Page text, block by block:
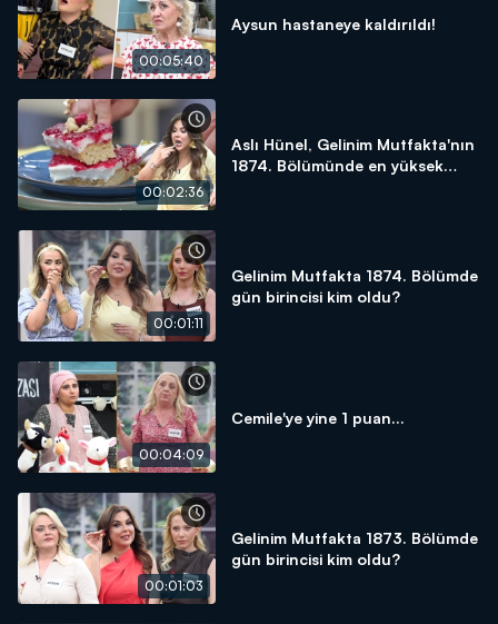
00:05:40
Aysun hastaneye kaldırıldı!
00:02:36
Aslı Hünel, Gelinim Mutfakta'nın
1874. Bölümünde en yüksek
00:01:11
Gelinim Mutfakta 1874. Bölümde
gün birincisi kim oldu?
00:04:09
Cemile'ye yine 1 puan...
00:01:03
Gelinim Mutfakta 1873. Bölümde
gün birincisi kim oldu?